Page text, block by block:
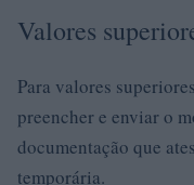
Valores
Para valores
preencher e enviar o
documentação que
temporária.